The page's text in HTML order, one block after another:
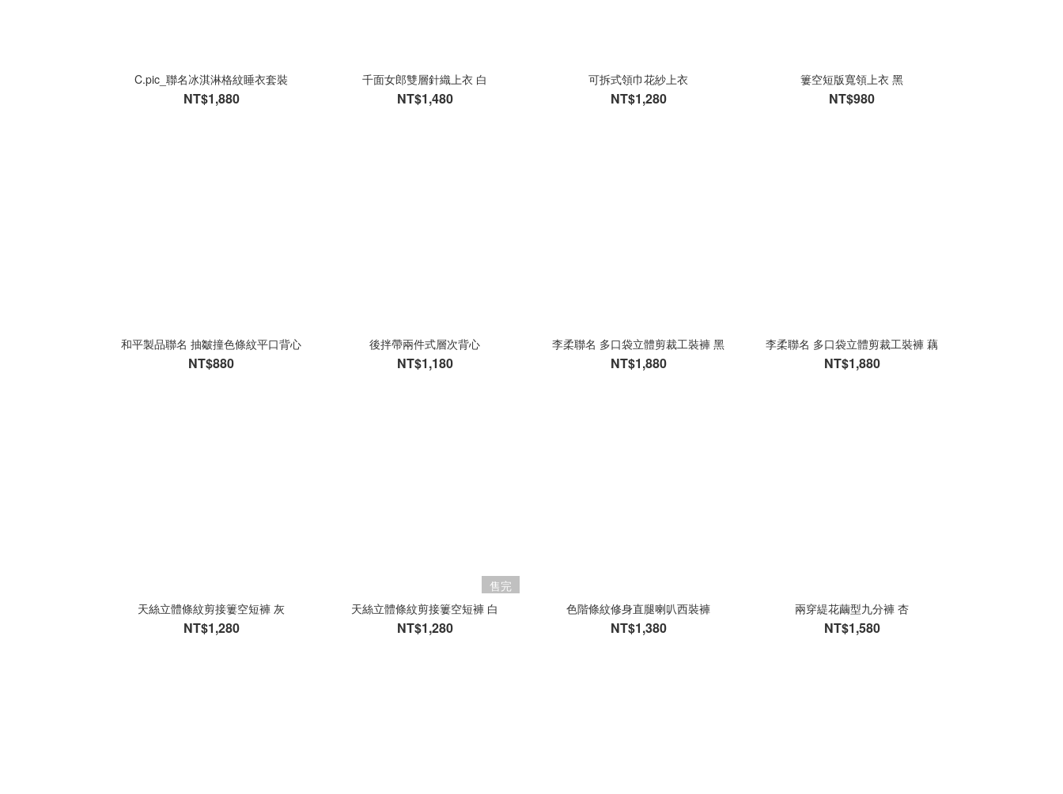
C.pic_聯名冰淇淋格紋睡衣套裝
NT$1,880
千面女郎雙層針織上衣 白
NT$1,480
可拆式領巾花紗上衣
NT$1,280
簍空短版寬領上衣 黑
NT$980
和平製品聯名 抽皺撞色條紋平口背心
NT$880
後拌帶兩件式層次背心
NT$1,180
李柔聯名 多口袋立體剪裁工裝褲 黑
NT$1,880
李柔聯名 多口袋立體剪裁工裝褲 藕
NT$1,880
天絲立體條紋剪接簍空短褲 灰
NT$1,280
售完
天絲立體條紋剪接簍空短褲 白
NT$1,280
色階條紋修身直腿喇叭西裝褲
NT$1,380
兩穿緹花繭型九分褲 杏
NT$1,580